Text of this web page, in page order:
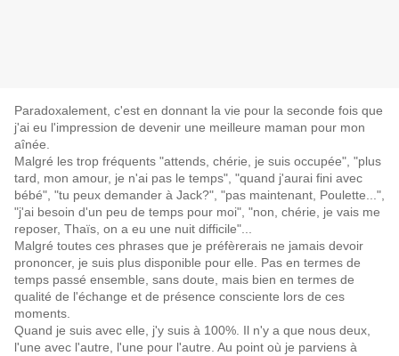
Paradoxalement, c'est en donnant la vie pour la seconde fois que
j'ai eu l'impression de devenir une meilleure maman pour mon
aînée.
Malgré les trop fréquents "attends, chérie, je suis occupée", "plus
tard, mon amour, je n'ai pas le temps", "quand j'aurai fini avec
bébé", "tu peux demander à Jack?", "pas maintenant, Poulette...",
"j'ai besoin d'un peu de temps pour moi", "non, chérie, je vais me
reposer, Thaïs, on a eu une nuit difficile"...
Malgré toutes ces phrases que je préfèrerais ne jamais devoir
prononcer, je suis plus disponible pour elle. Pas en termes de
temps passé ensemble, sans doute, mais bien en termes de
qualité de l'échange et de présence consciente lors de ces
moments.
Quand je suis avec elle, j'y suis à 100%. Il n'y a que nous deux,
l'une avec l'autre, l'une pour l'autre. Au point où je parviens à